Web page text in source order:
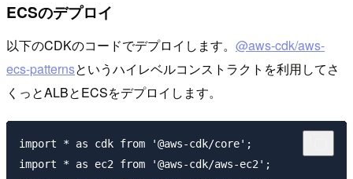
ECSのデプロイ
以下のCDKのコードでデプロイします。 @aws-cdk/aws-
ecs-patternsというハイレベルコンストラクトを利用してさ
くっとALBとECSをデプロイします。
import * as cdk from '@aws-cdk/core';
import * as ec2 from '@aws-cdk/aws-ec2';